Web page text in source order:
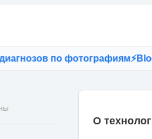
по фотографиям⚡
О